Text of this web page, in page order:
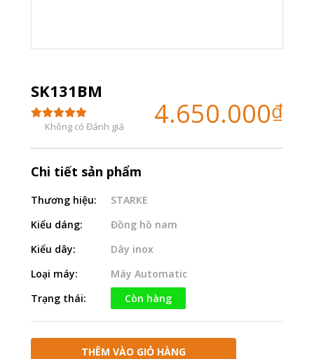
SK131BM
Không có Đánh giá 4.650.000₫
Chi tiết sản phẩm
Thương hiệu:
STARKE
Kiểu dáng:
Đồng hồ nam
Kiểu dây:
Dây inox
Loại máy:
Máy Automatic
Trạng thái:
Còn hàng
THÊM VÀO GIỎ HÀNG